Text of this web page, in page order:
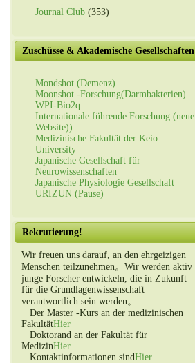
Journal Club (353)
Zuschüsse & Akademische Gesellschaften
Mondshot (Demenz)
Moonshot -Forschung(Darmbakterien)
WPI-Bio2q
Internationale führende Forschung (neue
Website))
Medizinische Fakultät der Keio
University
Japanische Gesellschaft für
Neurowissenschaften
Japanische Physiologie Gesellschaft
URIZUN (Pause)
Rekrutierung!
Wir freuen uns darauf, an den ehrgeizigen
Menschen teilzunehmen。Wir werden aktiv
junge Forscher entwickeln, die in Zukunft
für die Grundlagenwissenschaft
verantwortlich sein werden。
Der Master -Kurs an der medizinischen
FakultätHier
Doktorand an der Fakultät für
MedizinHier
Kontaktinformationen sindHier